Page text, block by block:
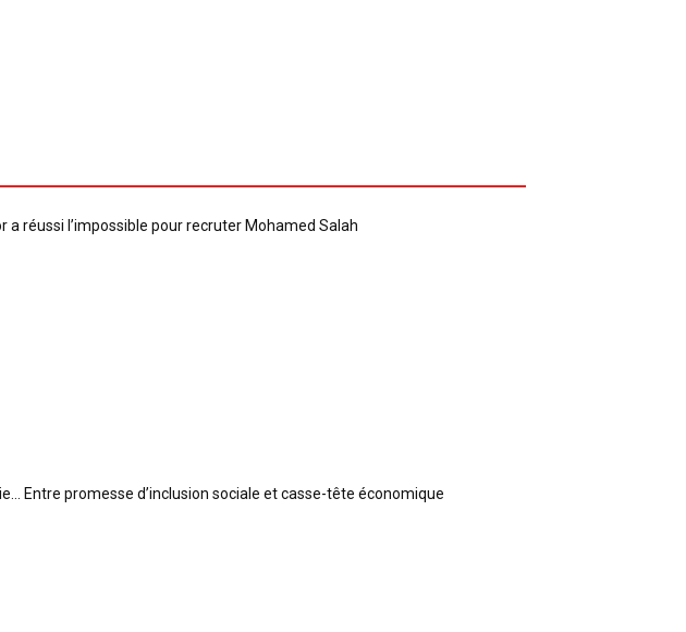
réussi l’impossible pour recruter Mohamed Salah
Entre promesse d’inclusion sociale et casse-tête économique